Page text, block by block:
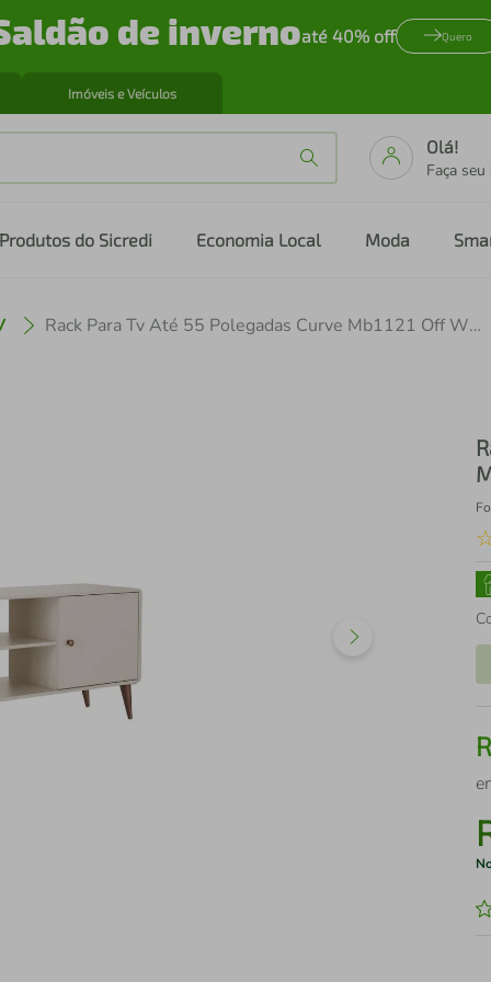
de invernoaté 40% off Quero
Imóveis e Veículos
Olá!
Faça seu
Produtos do Sicredi Economia Local Moda
Rack Para Tv Até 55 Polegadas Curve Mb1121 Off White